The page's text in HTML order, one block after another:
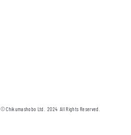
© Chikumashobo Ltd. 2024 All Rights Reserved.